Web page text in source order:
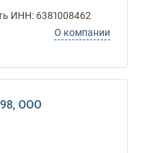
ИНН: 6381008462
О компании
ООО